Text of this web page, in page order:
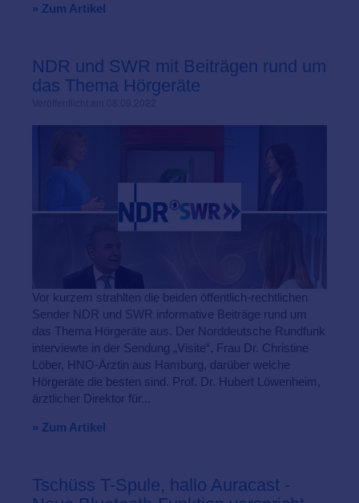
» Zum Artikel
NDR und SWR mit Beiträgen rund um
das Thema Hörgeräte
Vor kurzem strahlten die beiden öffentlich-rechtlichen
Sender NDR und SWR informative Beiträge rund um
das Thema Hörgeräte aus. Der Norddeutsche Rundfunk
interviewte in der Sendung „Visite“, Frau Dr. Christine
Löber, HNO-Ärztin aus Hamburg, darüber welche
Hörgeräte die besten sind. Prof. Dr. Hubert Löwenheim,
ärztlicher Direktor für...
» Zum Artikel
Tschüss T-Spule, hallo Auracast -